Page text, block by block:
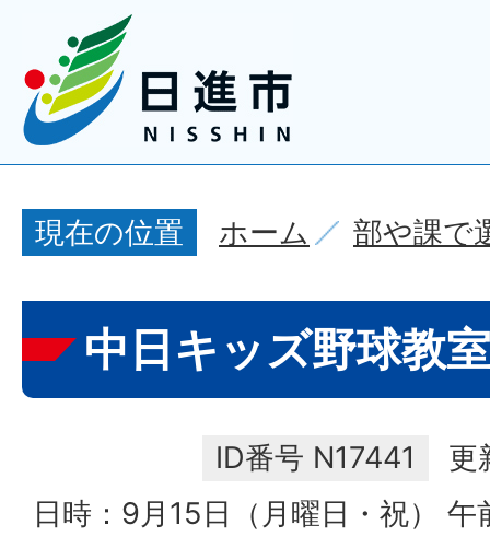
現在の位置 ホーム 部や課で
中日キッズ野球教室
ID番号 N17441
更
日時：9月15日（月曜日・祝） 午